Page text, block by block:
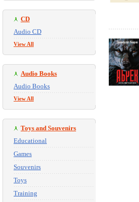
CD
Audio CD
View All
Audio Books
Audio Books
View All
Toys and Souvenirs
Educational
Games
Souvenirs
Toys
Training